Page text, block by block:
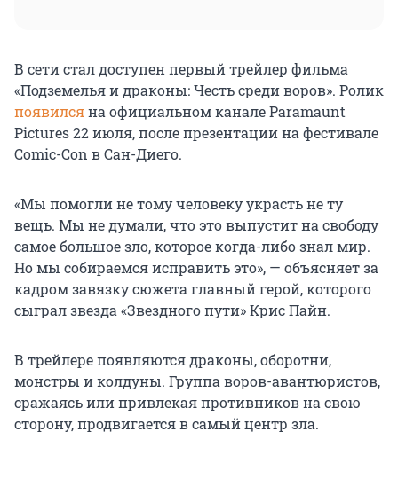
В сети стал доступен первый трейлер фильма
«Подземелья и драконы: Честь среди воров». Ролик
появилсяна официальном канале Paramaunt
Pictures 22 июля, после презентации на фестивале
Comic-Con в Сан-Диего.
«Мы помогли не тому человеку украсть не ту
вещь. Мы не думали, что это выпустит на свободу
самое большое зло, которое когда-либо знал мир.
Но мы собираемся исправить это», — объясняет за
кадром завязку сюжета главный герой, которого
сыграл звезда «Звездного пути» Крис Пайн.
В трейлере появляются драконы, оборотни,
монстры и колдуны. Группа воров-авантюристов,
сражаясь или привлекая противников на свою
сторону, продвигается в самый центр зла.